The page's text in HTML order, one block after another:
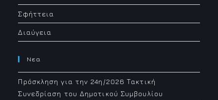
Σφήττεια
Διαύγεια
Νεα
Πρόσκληση για την 24η/2026 Τακτική
Συνεδρίαση του Δημοτικού Συμβουλίου